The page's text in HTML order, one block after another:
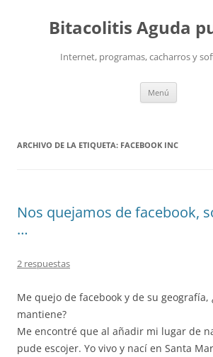
contenidoBitacolitis Aguda
Internet, programas, cacharros y
Menú
ARCHIVO DE LA ETIQUETA: FACEBOOK INC
Nos quejamos de facebook,
…
2 respuestas
Me quejo de facebook y de su geografía,
mantiene?
Me encontré que al añadir mi lugar de
pude escojer. Yo vivo y nací en Santa